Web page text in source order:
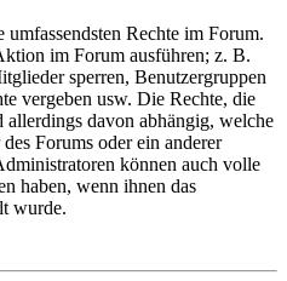
Rechte im Forum.
im Forum ausführen; z. B.
sperren, Benutzergruppen
vergeben usw. Die Rechte, die
davon abhängig, welche
Forums oder ein anderer
können auch volle
haben, wenn ihnen das
wurde.